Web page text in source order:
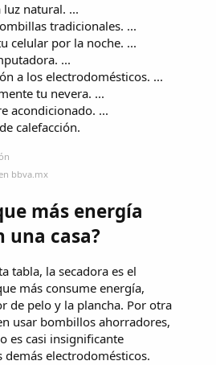
natural. ...
tradicionales. ...
celular por la noche. ...
...
a los electrodomésticos. ...
tu nevera. ...
acondicionado. ...
calefacción.
bbva.mx
más energía
una casa?
tabla, la secadora es el
más consume energía,
de pelo y la plancha. Por otra
usar bombillos ahorradores,
es casi insignificante
electrodomésticos.